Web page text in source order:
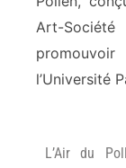
Art-
l’Université
L’Air du